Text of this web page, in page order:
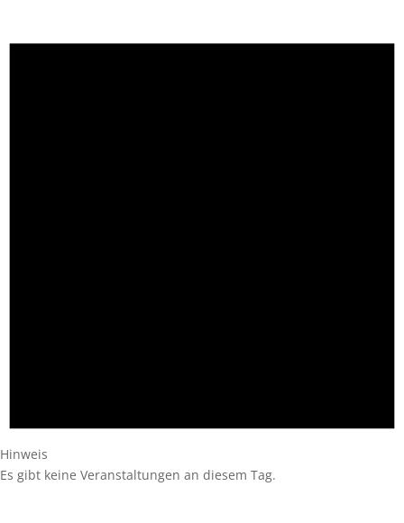
Hinweis
Es gibt keine Veranstaltungen an diesem Tag.